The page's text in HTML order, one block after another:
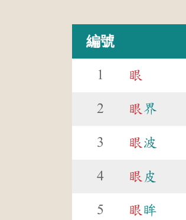
編號
1 眼
2 眼 界
3 眼 波
4 眼 皮
5 眼 眸